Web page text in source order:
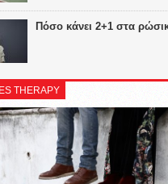
Πόσο κάνει 2+1 στα
THERAPY